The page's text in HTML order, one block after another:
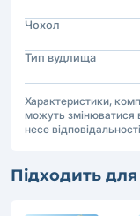
Чохол
Тип вудлища
Характеристики,
можуть змінюватися
несе
Підходить для